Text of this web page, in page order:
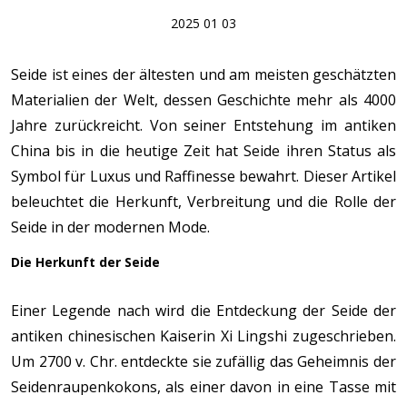
2025 01 03
Seide ist eines der ältesten und am meisten geschätzten
Materialien der Welt, dessen Geschichte mehr als 4000
Jahre zurückreicht. Von seiner Entstehung im antiken
China bis in die heutige Zeit hat Seide ihren Status als
Symbol für Luxus und Raffinesse bewahrt. Dieser Artikel
beleuchtet die Herkunft, Verbreitung und die Rolle der
Seide in der modernen Mode.
Die Herkunft der Seide
Einer Legende nach wird die Entdeckung der Seide der
antiken chinesischen Kaiserin Xi Lingshi zugeschrieben.
Um 2700 v. Chr. entdeckte sie zufällig das Geheimnis der
Seidenraupenkokons, als einer davon in eine Tasse mit